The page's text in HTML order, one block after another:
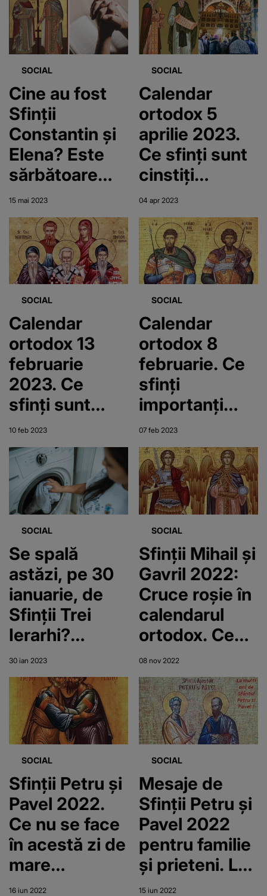
SOCIAL
Cine au fost
Sfinții
Constantin și
Elena? Este
sărbătoare
mare pentru
creștini pe 21
mai!
15 mai 2023
SOCIAL
Calendar
ortodox 5
aprilie 2023.
Ce sfinți sunt
cinstiți
miercuri?
04 apr 2023
SOCIAL
Calendar
ortodox 13
februarie
2023. Ce
sfinți sunt
prăznuiți luni
în Biserica
Ortodoxă?
10 feb 2023
SOCIAL
Calendar
ortodox 8
februarie. Ce
sfinți
importanți
sunt celebrați
în această zi?
07 feb 2023
SOCIAL
Se spală
astăzi, pe 30
ianuarie, de
Sfinții Trei
Ierarhi?
Răspunsul
preoților!
30 ian 2023
SOCIAL
Sfinții Mihail și
Gavril 2022:
Cruce roșie în
calendarul
ortodox. Ce
nu ai voie să
faci pe 8
noiembrie?
08 nov 2022
SOCIAL
Sfinții Petru și
Pavel 2022.
Ce nu se face
în acestă zi de
mare
sărbătoare
16 iun 2022
SOCIAL
Mesaje de
Sfinții Petru și
Pavel 2022
pentru familie
și prieteni. La
mulți ani!
15 iun 2022